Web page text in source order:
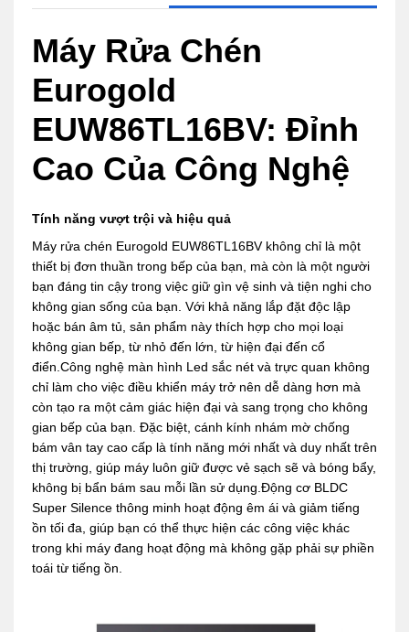
Máy Rửa Chén
Eurogold
EUW86TL16BV: Đỉnh
Cao Của Công Nghệ
Tính năng vượt trội và hiệu quả
Máy rửa chén Eurogold EUW86TL16BV không chỉ là một
thiết bị đơn thuần trong bếp của bạn, mà còn là một người
bạn đáng tin cậy trong việc giữ gìn vệ sinh và tiện nghi cho
không gian sống của bạn. Với khả năng lắp đặt độc lập
hoặc bán âm tủ, sản phẩm này thích hợp cho mọi loại
không gian bếp, từ nhỏ đến lớn, từ hiện đại đến cổ
điển.Công nghệ màn hình Led sắc nét và trực quan không
chỉ làm cho việc điều khiển máy trở nên dễ dàng hơn mà
còn tạo ra một cảm giác hiện đại và sang trọng cho không
gian bếp của bạn. Đặc biệt, cánh kính nhám mờ chống
bám vân tay cao cấp là tính năng mới nhất và duy nhất trên
thị trường, giúp máy luôn giữ được vẻ sạch sẽ và bóng bẩy,
không bị bẩn bám sau mỗi lần sử dụng.Động cơ BLDC
Super Silence thông minh hoạt động êm ái và giảm tiếng
ồn tối đa, giúp bạn có thể thực hiện các công việc khác
trong khi máy đang hoạt động mà không gặp phải sự phiền
toái từ tiếng ồn.